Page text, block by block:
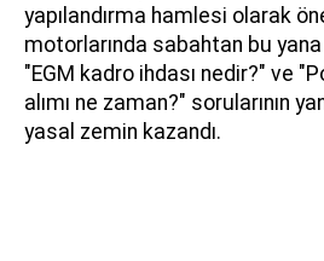
yapılandırma hamlesi olarak
motorlarında sabahtan bu
"EGM kadro ihdası nedir?" ve
alımı ne zaman?" sorularının
yasal zemin kazandı.